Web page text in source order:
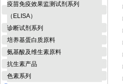
疫苗免疫效果监测试剂系列
（ELISA）
诊断试剂系列
培养基蛋白质原料
氨基酸及维生素原料
抗生素产品
色素系列